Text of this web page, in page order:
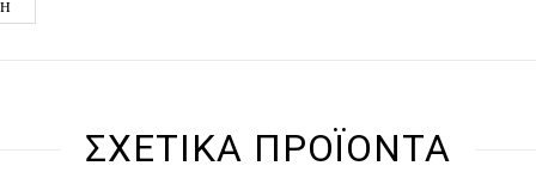
ΣΧΕΤΙΚΆ ΠΡΟΪΌΝΤΑ